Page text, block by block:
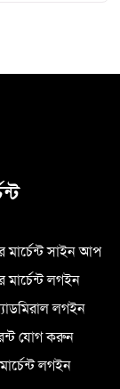
মার্চেন্ট সাইন আপ
মার্চেন্ট লগইন
লগইন
যোগ করুন
লগইন